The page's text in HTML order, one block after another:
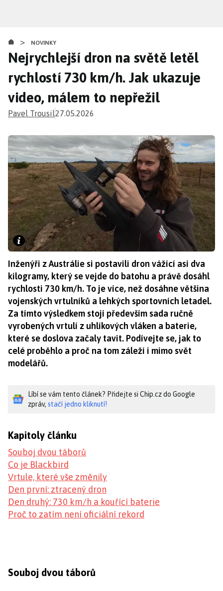
obsahu
> NOVINKY
Nejrychlejší dron na světě letěl
rychlostí 730 km/h. Jak ukazuje
video, málem to nepřežil
Pavel Trousil27.05.2026
Inženýři z Austrálie si postavili dron vážící asi dva
kilogramy, který se vejde do batohu a právě dosáhl
rychlosti 730 km/h. To je více, než dosáhne většina
vojenských vrtulníků a lehkých sportovních letadel.
Za tímto výsledkem stojí především sada ručně
vyrobených vrtulí z uhlíkových vláken a baterie,
které se doslova začaly tavit. Podívejte se, jak to
celé proběhlo a proč na tom záleží i mimo svět
modelářů.
Líbí se vám tento článek? Přidejte si Chip.cz do Google
zpráv, stačí jedno kliknutí!
Kapitoly článku
Souboj dvou táborů
Co je Blackbird
Vrtule, které vše změnily
Den první: ztracený dron
Den druhý: 730 km/h a kouřící baterie
Proč to zatím není oficiální rekord
Souboj dvou táborů